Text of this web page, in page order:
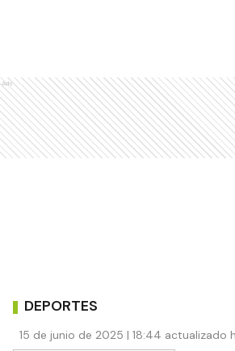
Ads
DEPORTES
15 de junio de 2025 | 18:44 actualizado